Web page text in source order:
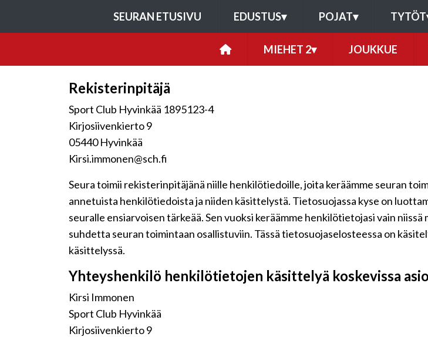
SEURAN ETUSIVU EDUSTUS▾ POJAT▾ TYTÖT
MIEHET 2▾ JOUKKUE
Rekisterinpitäjä
Sport Club Hyvinkää 1895123-4
Kirjosiivenkierto 9
05440 Hyvinkää
Kirsi.immonen@sch.fi
Seura toimii rekisterinpitäjänä niille henkilötiedoille, joita keräämme seuran
annetuista henkilötiedoista ja niiden käsittelystä. Tietosuojassa kyse on
seuralle ensiarvoisen tärkeää. Sen vuoksi keräämme henkilötietojasi vain
suhdetta seuran toimintaan osallistuviin. Tässä tietosuojaselosteessa on
käsittelyssä.
Yhteyshenkilö henkilötietojen käsittelyä koskevissa
Kirsi Immonen
Sport Club Hyvinkää
Kirjosiivenkierto 9